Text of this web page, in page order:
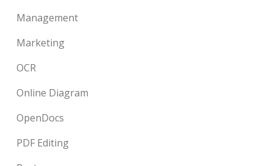
Management
Marketing
OCR
Online Diagram
OpenDocs
PDF Editing